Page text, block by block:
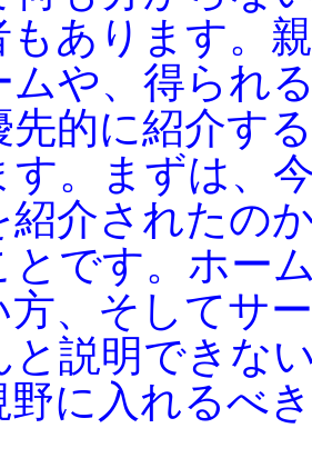
もあります。
ムや、得られ
先的に紹介す
す。まずは、
紹介されたの
とです。ホー
方、そしてサ
と説明できな
野に入れるべ